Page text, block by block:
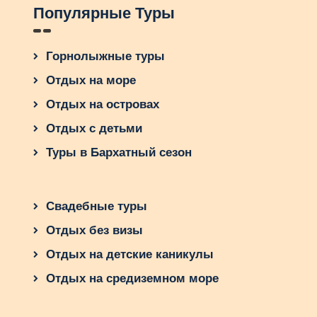
Популярные Туры
Горнолыжные туры
Отдых на море
Отдых на островах
Отдых с детьми
Туры в Бархатный сезон
Свадебные туры
Отдых без визы
Отдых на детские каникулы
Отдых на средиземном море